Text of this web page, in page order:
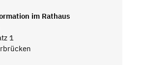
im Rathaus
1